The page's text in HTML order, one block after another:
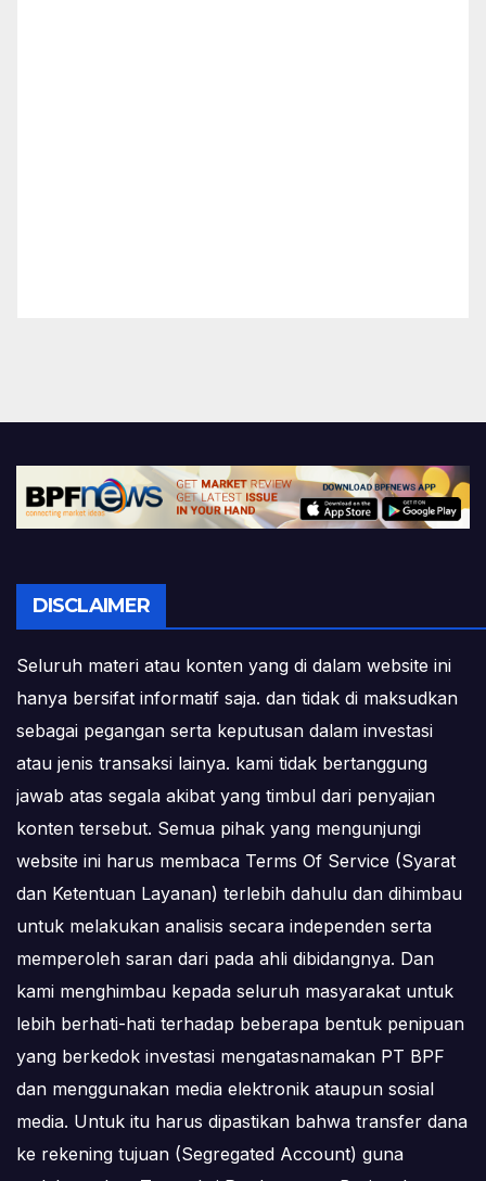
DISCLAIMER
Seluruh materi atau konten yang di dalam website ini
hanya bersifat informatif saja. dan tidak di maksudkan
sebagai pegangan serta keputusan dalam investasi
atau jenis transaksi lainya. kami tidak bertanggung
jawab atas segala akibat yang timbul dari penyajian
konten tersebut. Semua pihak yang mengunjungi
website ini harus membaca Terms Of Service (Syarat
dan Ketentuan Layanan) terlebih dahulu dan dihimbau
untuk melakukan analisis secara independen serta
memperoleh saran dari pada ahli dibidangnya. Dan
kami menghimbau kepada seluruh masyarakat untuk
lebih berhati-hati terhadap beberapa bentuk penipuan
yang berkedok investasi mengatasnamakan PT BPF
dan menggunakan media elektronik ataupun sosial
media. Untuk itu harus dipastikan bahwa transfer dana
ke rekening tujuan (Segregated Account) guna